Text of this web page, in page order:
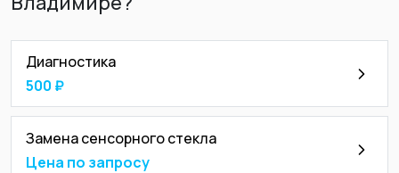
Диагностика
500 ₽
Замена сенсорного стекла
Цена по запросу